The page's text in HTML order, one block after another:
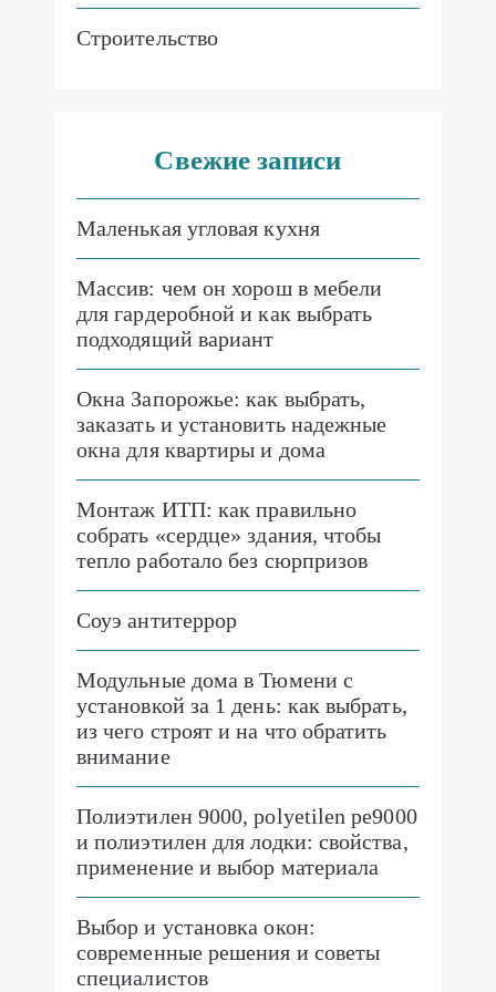
Строительство
Свежие записи
Маленькая угловая кухня
Массив: чем он хорош в мебели
для гардеробной и как выбрать
подходящий вариант
Окна Запорожье: как выбрать,
заказать и установить надежные
окна для квартиры и дома
Монтаж ИТП: как правильно
собрать «сердце» здания, чтобы
тепло работало без сюрпризов
Соуэ антитеррор
Модульные дома в Тюмени с
установкой за 1 день: как выбрать,
из чего строят и на что обратить
внимание
Полиэтилен 9000, polyetilen pe9000
и полиэтилен для лодки: свойства,
применение и выбор материала
Выбор и установка окон:
современные решения и советы
специалистов